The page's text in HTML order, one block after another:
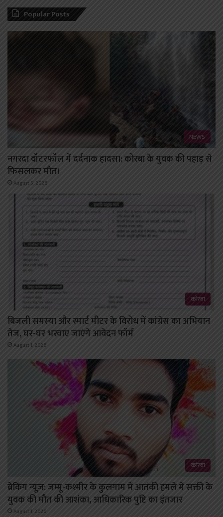
Popular Posts
NEWS
नगरदा वॉटरफॉल में दर्दनाक हादसा: कोरबा के युवक की पहाड़ से
फिसलकर मौत।
August 5, 2026
कोरबा
बिजली समस्या और स्मार्ट मीटर के विरोध में कांग्रेस का अभियान
तेज, घर-घर भरवाए जाएंगे आवेदन फॉर्म
August 1, 2026
कोरबा
ब्रेकिंग न्यूज़: जम्मू-कश्मीर के कुलगाम में आतंकी हमले में सक्ती के
युवक की मौत की आशंका, आधिकारिक पुष्टि का इंतजार
August 1, 2026